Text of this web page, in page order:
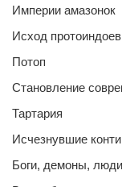
Империи амазонок
Исход
Потоп
Становление
Тартария
Исчезнувшие
Боги, демоны, люди